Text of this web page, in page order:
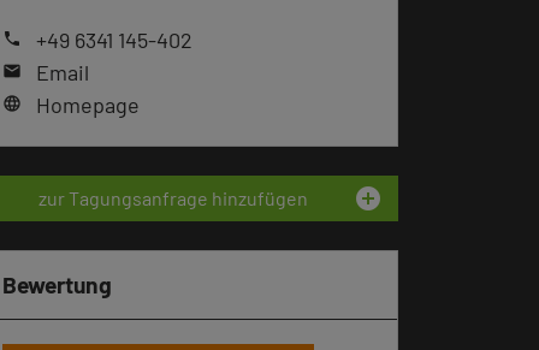
phone +49 6341 145-402
mail Email
language Homepage
zur Tagungsanfrage hinzufügen add_circle
Bewertung